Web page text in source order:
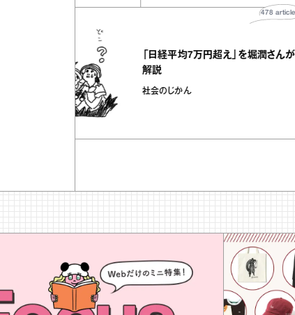
「日経平均7万円超え」を堀潤さんが
社会のじかん
articles